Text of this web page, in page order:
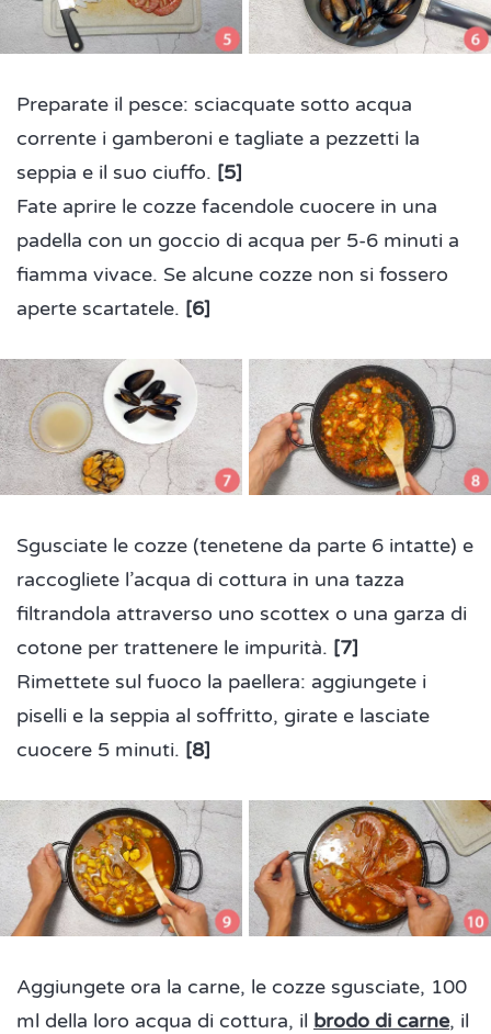
Preparate il pesce: sciacquate sotto acqua
corrente i gamberoni e tagliate a pezzetti la
seppia e il suo ciuffo. [5]
Fate aprire le cozze facendole cuocere in una
padella con un goccio di acqua per 5-6 minuti a
fiamma vivace. Se alcune cozze non si fossero
aperte scartatele. [6]
Sgusciate le cozze (tenetene da parte 6 intatte) e
raccogliete l’acqua di cottura in una tazza
filtrandola attraverso uno scottex o una garza di
cotone per trattenere le impurità. [7]
Rimettete sul fuoco la paellera: aggiungete i
piselli e la seppia al soffritto, girate e lasciate
cuocere 5 minuti. [8]
Aggiungete ora la carne, le cozze sgusciate, 100
ml della loro acqua di cottura, il brodo di carne, il